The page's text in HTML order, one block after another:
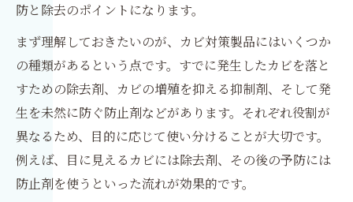
防と除去のポイントになります。
まず理解しておきたいのが、カビ対策製品にはいくつか
の種類があるという点です。すでに発生したカビを落と
すための除去剤、カビの増殖を抑える抑制剤、そして発
生を未然に防ぐ防止剤などがあります。それぞれ役割が
異なるため、目的に応じて使い分けることが大切です。
例えば、目に見えるカビには除去剤、その後の予防には
防止剤を使うといった流れが効果的です。